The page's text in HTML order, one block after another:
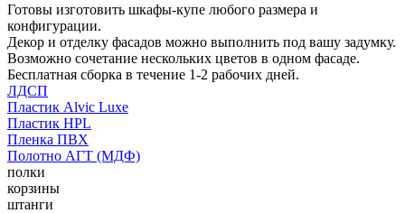
Готовы изготовить шкафы-купе любого размера и
конфигурации.
Декор и отделку фасадов можно выполнить под вашу задумку.
Возможно сочетание нескольких цветов в одном фасаде.
Бесплатная сборка в течение 1-2 рабочих дней.
ЛДСП
Пластик Alvic Luxe
Пластик HPL
Пленка ПВХ
Полотно АГТ (МДФ)
полки
корзины
штанги